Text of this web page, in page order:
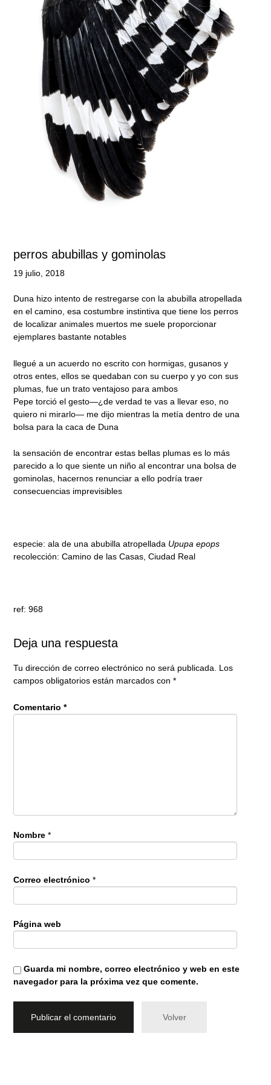
perros abubillas y gominolas
19 julio, 2018
Duna hizo intento de restregarse con la abubilla atropellada
en el camino, esa costumbre instintiva que tiene los perros
de localizar animales muertos me suele proporcionar
ejemplares bastante notables
llegué a un acuerdo no escrito con hormigas, gusanos y
otros entes, ellos se quedaban con su cuerpo y yo con sus
plumas, fue un trato ventajoso para ambos
Pepe torció el gesto—¿de verdad te vas a llevar eso, no
quiero ni mirarlo— me dijo mientras la metía dentro de una
bolsa para la caca de Duna
la sensación de encontrar estas bellas plumas es lo más
parecido a lo que siente un niño al encontrar una bolsa de
gominolas, hacernos renunciar a ello podría traer
consecuencias imprevisibles
especie: ala de una abubilla atropellada Upupa epops
recolección: Camino de las Casas, Ciudad Real
ref: 968
Deja una respuesta
Tu dirección de correo electrónico no será publicada. Los
campos obligatorios están marcados con *
Comentario *
Nombre *
Correo electrónico *
Página web
Guarda mi nombre, correo electrónico y web en este
navegador para la próxima vez que comente.
Volver